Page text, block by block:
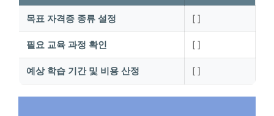
목표 자격증 종류 설정 [ ]
필요 교육 과정 확인 [ ]
예상 학습 기간 및 비용 산정 [ ]